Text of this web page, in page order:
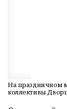
На праздничном
коллективы